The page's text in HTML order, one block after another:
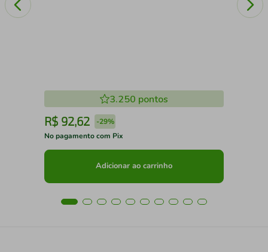
3.250 pontos
R$ 92,62 -29%
No pagamento com Pix
Adicionar ao carrinho